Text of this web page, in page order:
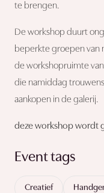
te brengen.
De workshop duurt
beperkte groepen van
de workshopruimte
die namiddag
aankopen in de galerij.
deze workshop wordt
Event tags
Creatief